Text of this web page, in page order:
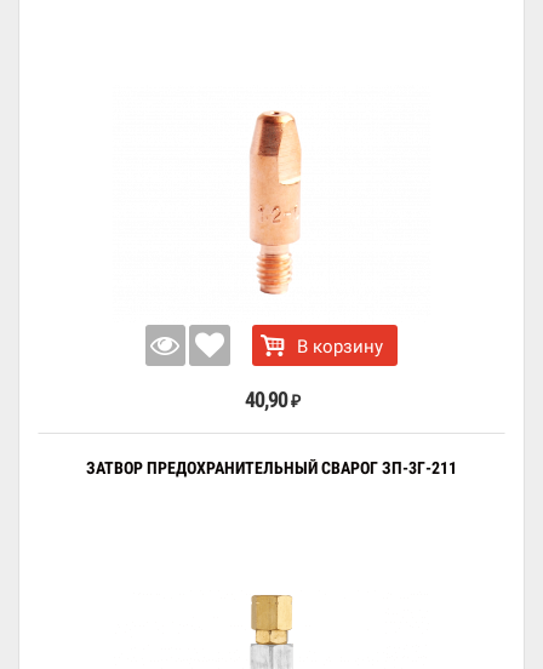
В корзину
40,90 ₽
ЗАТВОР ПРЕДОХРАНИТЕЛЬНЫЙ СВАРОГ ЗП-3Г-211